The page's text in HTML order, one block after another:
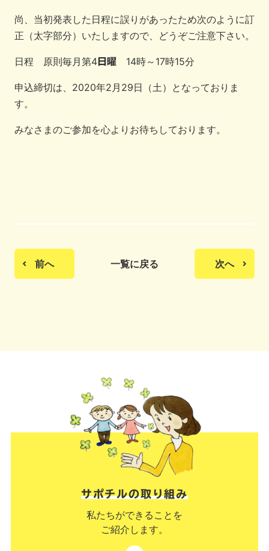
尚、当初発表した日程に誤りがあったため次のように訂
正（太字部分）いたしますので、どうぞご注意下さい。
日程 原則毎月第4日曜14時～17時15分
申込締切は、2020年2月29日（土）となっておりま
す。
みなさまのご参加を心よりお待ちしております。
前へ 一覧に戻る 次へ
サポチルの取り組み
私たちができることを
ご紹介します。